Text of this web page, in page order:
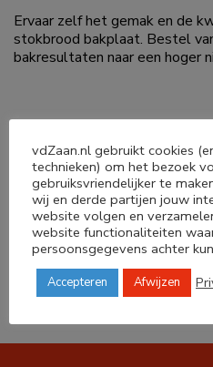
Ervaar zelf het gemak en de
stokbrood bakplaat. Bestel
bakresultaten naar een hoger
Deel dit product
   
vdZaan.nl gebruikt cookies
technieken) om het bezoek
gebruiksvriendelijker te
wij en derde partijen jouw
website volgen en
website functionaliteiten
persoonsgegevens achter
Accepteren Afwijzen